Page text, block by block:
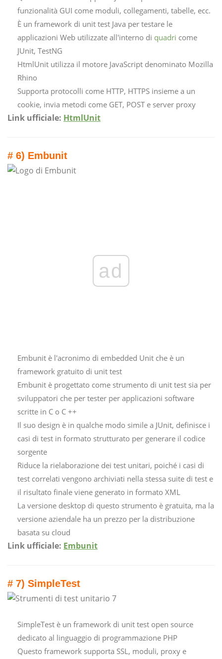
funzionalità GUI come moduli, collegamenti, tabelle, ecc.
È un framework di unit test Java per testare le
applicazioni Web utilizzate all'interno di quadri come
JUnit, TestNG
HtmlUnit utilizza il motore JavaScript denominato Mozilla
Rhino
Supporta protocolli come HTTP, HTTPS insieme a un
cookie, invia metodi come GET, POST e server proxy
Link ufficiale: HtmlUnit
# 6) Embunit
ad
Embunit è l'acronimo di embedded Unit che è un
framework gratuito di unit test
Embunit è progettato come strumento di unit test sia per
sviluppatori che per tester per applicazioni software
scritte in C o C ++
Il suo design è in qualche modo simile a JUnit, definisce i
casi di test in formato strutturato per generare il codice
sorgente
Riduce la rielaborazione dei test unitari, poiché i casi di
test correlati vengono archiviati nella stessa suite di test e
il risultato finale viene generato in formato XML
La versione desktop di questo strumento è gratuita, ma la
versione aziendale ha un prezzo per la distribuzione
basata su cloud
Link ufficiale: Embunit
# 7) SimpleTest
SimpleTest è un framework di unit test open source
dedicato al linguaggio di programmazione PHP
Questo framework supporta SSL, moduli, proxy e